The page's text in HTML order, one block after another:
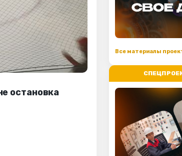
остановка
Все материалы